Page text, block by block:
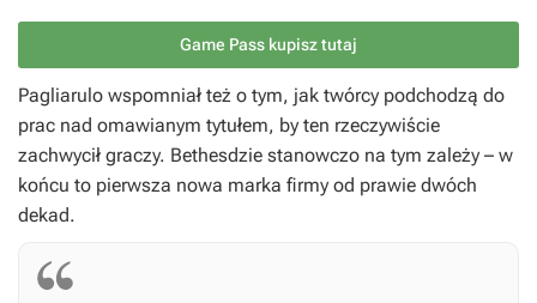
Game Pass kupisz tutaj
Pagliarulo wspomniał też o tym, jak twórcy podchodzą do
prac nad omawianym tytułem, by ten rzeczywiście
zachwycił graczy. Bethesdzie stanowczo na tym zależy – w
końcu to pierwsza nowa marka firmy od prawie dwóch
dekad.